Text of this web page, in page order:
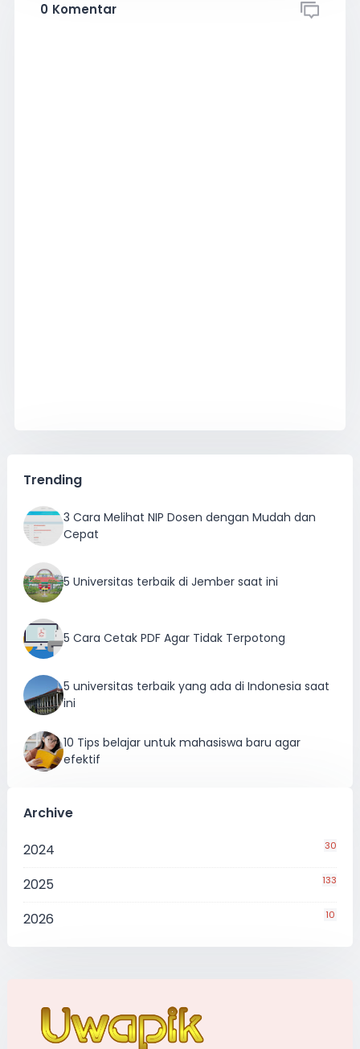
0 Komentar
Trending
3 Cara Melihat NIP Dosen dengan Mudah dan
Cepat
5 Universitas terbaik di Jember saat ini
5 Cara Cetak PDF Agar Tidak Terpotong
5 universitas terbaik yang ada di Indonesia saat
ini
10 Tips belajar untuk mahasiswa baru agar
efektif
Archive
2024
30
2025 133
2026 10